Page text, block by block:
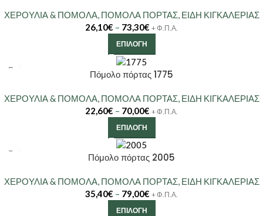
ΧΕΡΟΥΛΙΑ & ΠΟΜΟΛΑ, ΠΟΜΟΛΑ ΠΟΡΤΑΣ, ΕΙΔΗ ΚΙΓΚΑΛΕΡΙΑΣ
26,10€ – 73,30€ + Φ.Π.Α.
ΕΠΙΛΟΓΉ
Πόμολο πόρτας 1775
ΧΕΡΟΥΛΙΑ & ΠΟΜΟΛΑ ΠΟΜΟΛΑ ΠΟΡΤΑΣ, ΕΙΔΗ ΚΙΓΚΑΛΕΡΙΑΣ
22,60€ – 70,00€ + Φ.Π.Α.
ΕΠΙΛΟΓΉ
Πόμολο πόρτας 2005
ΧΕΡΟΥΛΙΑ & ΠΟΜΟΛΑ, ΠΟΜΟΛΑ ΠΟΡΤΑΣ, ΕΙΔΗ ΚΙΓΚΑΛΕΡΙΑΣ
35,40€ – 79,00€ + Φ.Π.Α.
ΕΠΙΛΟΓΉ